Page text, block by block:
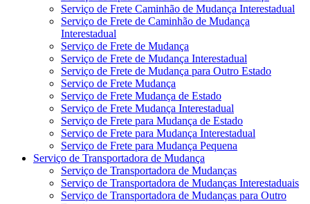
Serviço de Frete Caminhão de Mudança Interestadual
Serviço de Frete de Caminhão de Mudança
Interestadual
Serviço de Frete de Mudança
Serviço de Frete de Mudança Interestadual
Serviço de Frete de Mudança para Outro Estado
Serviço de Frete Mudança
Serviço de Frete Mudança de Estado
Serviço de Frete Mudança Interestadual
Serviço de Frete para Mudança de Estado
Serviço de Frete para Mudança Interestadual
Serviço de Frete para Mudança Pequena
Serviço de Transportadora de Mudança
Serviço de Transportadora de Mudanças
Serviço de Transportadora de Mudanças Interestaduais
Serviço de Transportadora de Mudanças para Outro